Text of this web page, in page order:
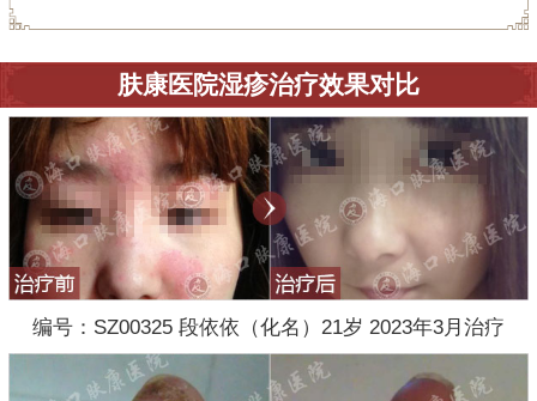
肤康医院湿疹治疗效果对比
编号：SZ00325 段依依（化名）21岁 2023年3月治疗